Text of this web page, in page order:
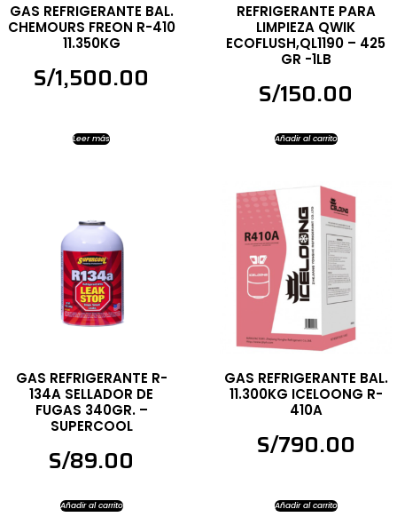
GAS REFRIGERANTE BAL.
CHEMOURS FREON R-410
11.350KG
S/1,500.00
Leer más
REFRIGERANTE PARA
LIMPIEZA QWIK
ECOFLUSH,QL1190 – 425
GR -1LB
S/150.00
Añadir al carrito
GAS REFRIGERANTE R-
134A SELLADOR DE
FUGAS 340GR. –
SUPERCOOL
S/89.00
Añadir al carrito
GAS REFRIGERANTE BAL.
11.300KG ICELOONG R-
410A
S/790.00
Añadir al carrito